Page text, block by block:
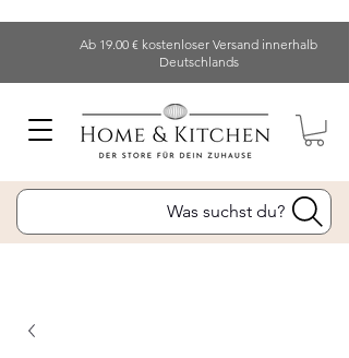
Ab 19.00 € kostenloser Versand innerhalb
Deutschlands
Was suchst du?